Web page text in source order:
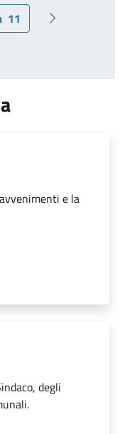
11 Pagina
e la
degli